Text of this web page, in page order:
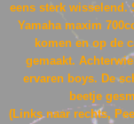
eens sterk wisselend.
Yamaha maxim
komen en op de
gemaakt.
ervaren boys. De
beetje
(Links naar rechts,